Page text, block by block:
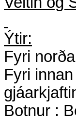
Ýtir:
Fyri
Fyri innan
Botnur :